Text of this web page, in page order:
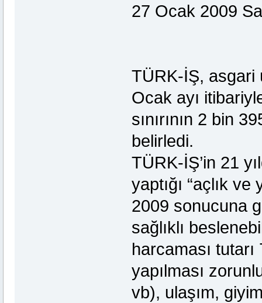
27 Ocak 2009
TÜRK-İŞ, asgari
Ocak ayı
sınırının 2 bin
belirledi.
TÜRK-İŞ’in 21
yaptığı “açlık ve
2009 sonucuna
sağlıklı
harcaması
yapılması
vb), ulaşım,